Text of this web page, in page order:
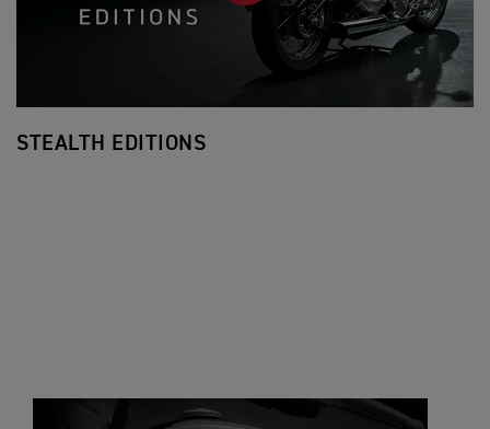
STEALTH EDITIONS